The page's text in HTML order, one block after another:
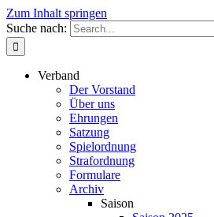
Zum Inhalt springen
Suche nach:
Verband
Der Vorstand
Über uns
Ehrungen
Satzung
Spielordnung
Strafordnung
Formulare
Archiv
Saison